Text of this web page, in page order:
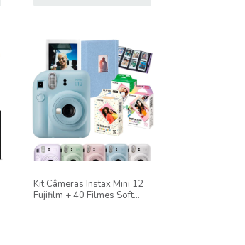
Kit Câmeras Instax Mini 12
Fujifilm + 40 Filmes Soft